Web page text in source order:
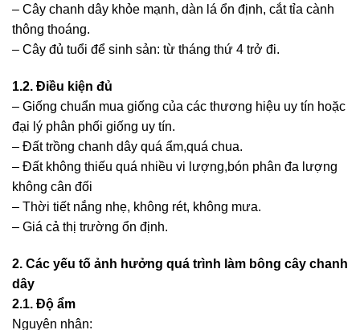
– Cây chanh dây khỏe mạnh, dàn lá ổn định, cắt tỉa cành
thông thoáng.
– Cây đủ tuổi để sinh sản: từ tháng thứ 4 trở đi.
1.2. Điều kiện đủ
– Giống chuẩn mua giống của các thương hiệu uy tín hoặc
đại lý phân phối giống uy tín.
– Đất trồng chanh dây quá ẩm,quá chua.
– Đất không thiếu quá nhiều vi lượng,bón phân đa lượng
không cân đối
– Thời tiết nắng nhẹ, không rét, không mưa.
– Giá cả thị trường ổn định.
2. Các yếu tố ảnh hưởng quá trình làm bông cây chanh
dây
2.1. Độ ẩm
Nguyên nhân: